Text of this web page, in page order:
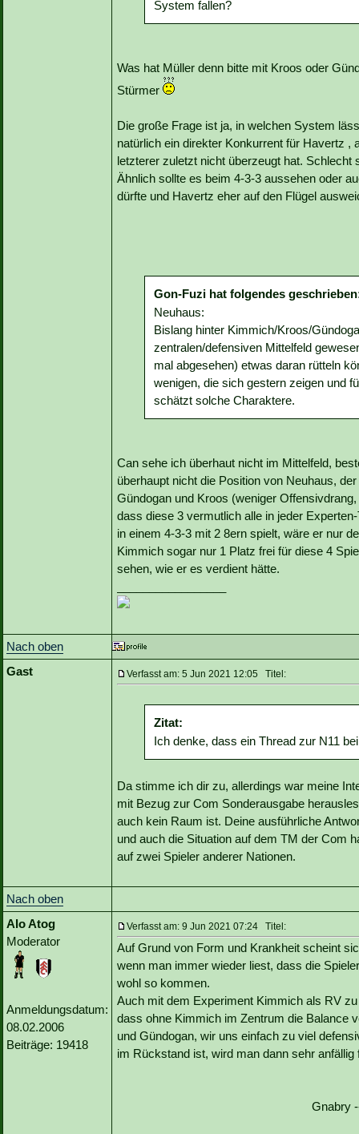
System fallen?
Was hat Müller denn bitte mit Kroos oder
Stürmer
Die große Frage ist ja, in welchen System
natürlich ein direkter Konkurrent für Havertz ,
letzterer zuletzt nicht überzeugt hat. Schlecht
Ähnlich sollte es beim 4-3-3 aussehen oder
dürfte und Havertz eher auf den Flügel
Gon-Fuzi hat folgendes
Neuhaus:
Bislang hinter Kimmich/Kroos/
zentralen/defensiven Mittelfeld
mal abgesehen) etwas daran rütteln
wenigen, die sich gestern zeigen und
schätzt solche Charaktere.
Can sehe ich überhaut nicht im Mittelfeld,
überhaupt nicht die Position von Neuhaus,
Gündogan und Kroos (weniger
dass diese 3 vermutlich alle in jeder
in einem 4-3-3 mit 2 8ern spielt, wäre er nur
Kimmich sogar nur 1 Platz frei für diese 4
sehen, wie er es verdient hätte.
Nach oben
Gast
Verfasst am: 5 Jun 2021 12:05 Titel:
Zitat:
Ich denke, dass ein Thread zur N11
Da stimme ich dir zu, allerdings war meine
mit Bezug zur Com Sonderausgabe
auch kein Raum ist. Deine ausführliche
und auch die Situation auf dem TM der Com
auf zwei Spieler anderer Nationen.
Nach oben
Alo Atog
Moderator
Anmeldungsdatum:
08.02.2006
Beiträge: 19418
Verfasst am: 9 Jun 2021 07:24 Titel:
Auf Grund von Form und Krankheit scheint
wenn man immer wieder liest, dass die
wohl so kommen.
Auch mit dem Experiment Kimmich als RV
dass ohne Kimmich im Zentrum die Balance
und Gündogan, wir uns einfach zu viel
im Rückstand ist, wird man dann sehr anfällig
Gnabry